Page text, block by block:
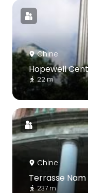
Chine
Hopewell
22 m
Chine
Terrasse Nam
237 m